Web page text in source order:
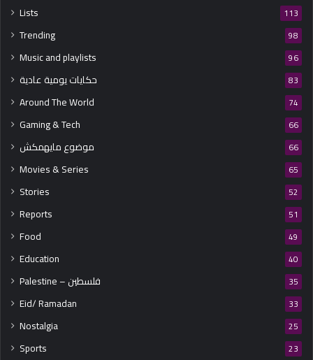
Lists 113
Trending 98
Music and playlists 96
حكايات يومية عادية 83
Around The World 74
Gaming & Tech 66
موضوع مايهمكش 66
Movies & Series 65
Stories 52
Reports 51
Food 49
Education 40
Palestine – فلسطين 35
Eid/ Ramadan 33
Nostalgia 25
Sports 23